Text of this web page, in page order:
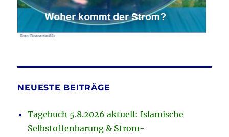
NEUESTE BEITRÄGE
Tagebuch 5.8.2026 aktuell: Islamische
Selbstoffenbarung & Strom-